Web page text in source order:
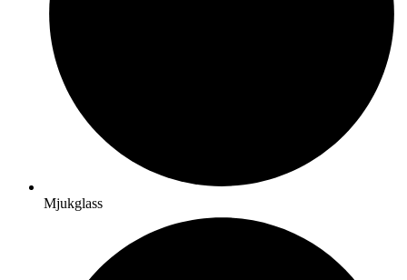
Mjukglass